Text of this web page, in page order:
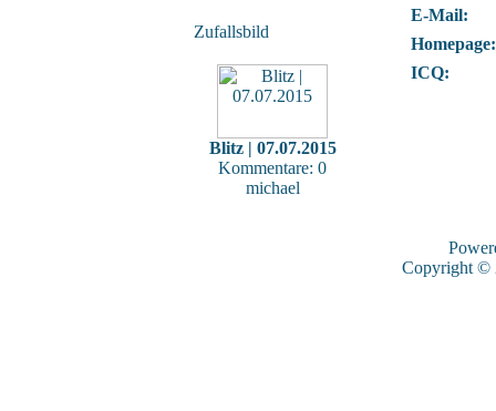
Zufallsbild
Blitz | 07.07.2015
Kommentare: 0
michael
E-Mail:
Homepage:
ICQ:
Copyright ©